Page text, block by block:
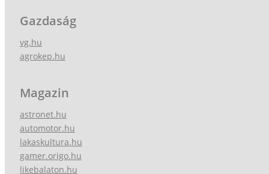
Gazdaság
vg.hu
agrokep.hu
Magazin
astronet.hu
automotor.hu
lakaskultura.hu
gamer.origo.hu
likebalaton.hu